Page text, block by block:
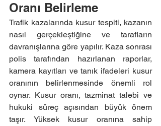
Oranı Belirleme
Trafik kazalarında kusur tespiti, kazanın
nasıl gerçekleştiğine ve tarafların
davranışlarına göre yapılır. Kaza sonrası
polis tarafından hazırlanan raporlar,
kamera kayıtları ve tanık ifadeleri kusur
oranının belirlenmesinde önemli rol
oynar. Kusur oranı, tazminat talebi ve
hukuki süreç açısından büyük önem
taşır. Yüksek kusur oranına sahip